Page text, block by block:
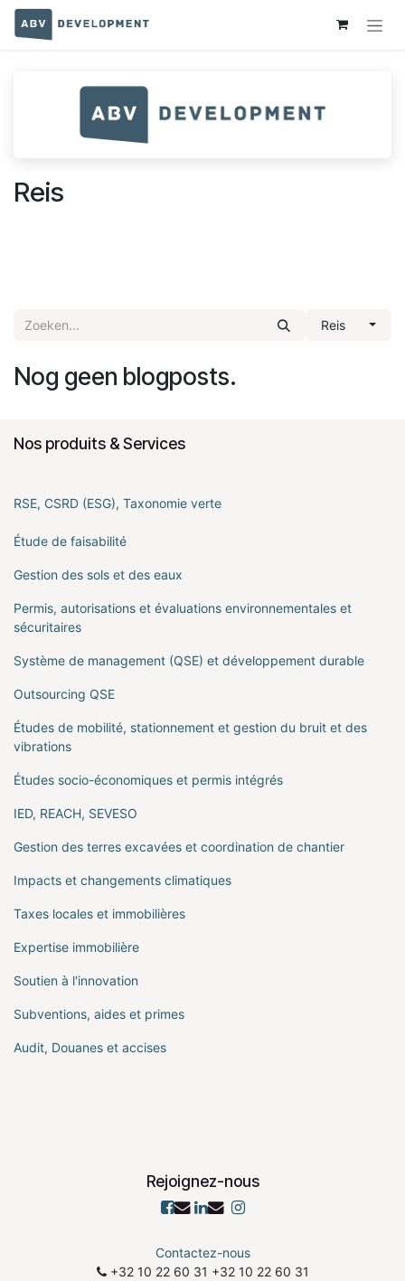
Overslaan naar inhoud
Reis
Reis
Nog geen blogposts.
Nos produits & Services
RSE, CSRD (ESG), Taxonomie verte
Étude de faisabilité
Gestion des sols et des eaux
Permis, autorisations et évaluations environnementales et
sécuritaires
Système de management (QSE) et développement durable
Outsourcing QSE
Études de mobilité, stationnement et gestion du bruit et des
vibrations
Études socio-économiques et permis intégrés
IED, REACH, SEVESO
Gestion des terres excavées et coordination de chantier
Impacts et changements climatiques
Taxes locales et immobilières
Expertise immobilière
Soutien à l'innovation
Subventions, aides et primes
Audit, Douanes et accises
Rejoignez-nous
Contactez-nous
+32 10 22 60 31 ​+32 10 22 60 31